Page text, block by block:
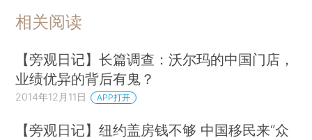
相关阅读
【旁观日记】长篇调查：沃尔玛的中国门店，
业绩优异的背后有鬼？
2014年12月11日 APP打开
【旁观日记】纽约盖房钱不够 中国移民来“众